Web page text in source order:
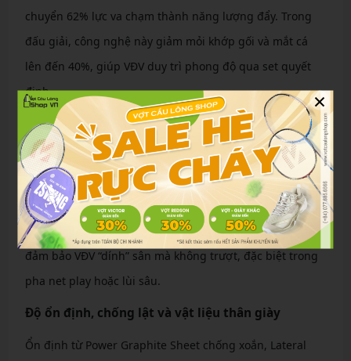
chuyển 62% lực va chạm thành năng lượng đẩy. Trong
đấu giải, công nghệ này giảm mỏi khớp gối và mắt cá
lên đến 40%, giúp VĐV duy trì phong độ qua set quyết
định.
Độ bám sân và thiết kế đế Hexagrip, Round Sole
Hexagrip – họa tiết lục giác – tăng 3% độ bám và nhẹ
20% so với đế chuẩn, lý tưởng cho sân gỗ trơn. Round
Sole bo tròn hỗ trợ xoay sở mượt mà, phân tán lực đều,
giảm mất năng lượng khi chuyển hướng. Kết hợp, chúng
đảm bảo VĐV “dính” sân mà không trượt, đặc biệt trong
pha net play hoặc lùi sâu.
Độ ổn định, chống lật và vật liệu thân giày
Ổn định từ Power Graphite Sheet chống xoắn, Lateral
×